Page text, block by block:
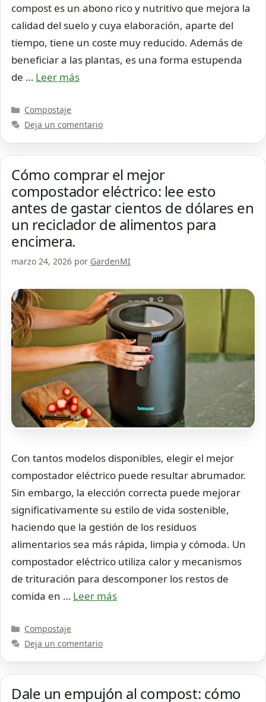
compost es un abono rico y nutritivo que mejora la
calidad del suelo y cuya elaboración, aparte del
tiempo, tiene un coste muy reducido. Además de
beneficiar a las plantas, es una forma estupenda
de … Leer más
Categorías
Compostaje
Deja un comentario
Cómo comprar el mejor
compostador eléctrico: lee esto
antes de gastar cientos de dólares en
un reciclador de alimentos para
encimera.
marzo 24, 2026 por GardenMI
Con tantos modelos disponibles, elegir el mejor
compostador eléctrico puede resultar abrumador.
Sin embargo, la elección correcta puede mejorar
significativamente su estilo de vida sostenible,
haciendo que la gestión de los residuos
alimentarios sea más rápida, limpia y cómoda. Un
compostador eléctrico utiliza calor y mecanismos
de trituración para descomponer los restos de
comida en … Leer más
Categorías
Compostaje
Deja un comentario
Dale un empujón al compost: cómo